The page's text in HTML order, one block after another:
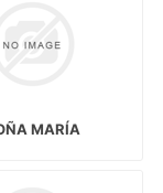
MARÍA